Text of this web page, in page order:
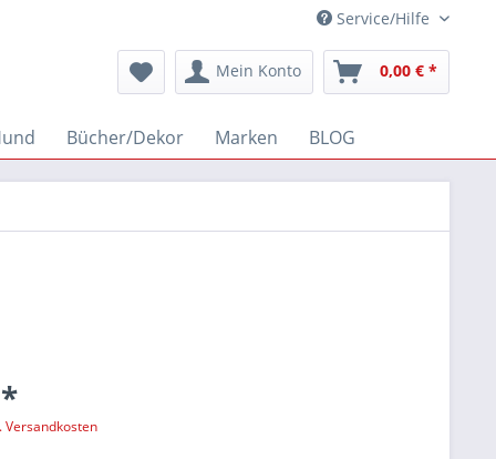
Service/Hilfe
Mein Konto 0,00 € *
Bücher/Dekor Marken BLOG
Versandkosten